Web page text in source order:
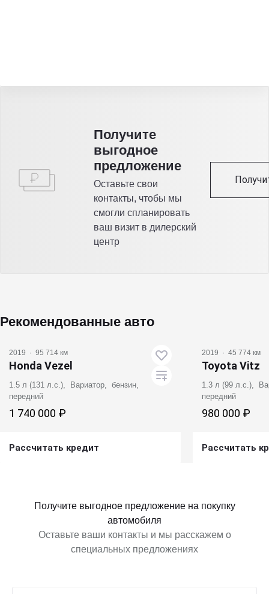
Получитe
выгодное
предложение
Оставьте свои
контакты, чтобы мы
смогли спланировать
ваш визит в дилерский
центр
Рекомендованные авто
2019 · 95 714 км
Honda Vezel
1.5 л (131 л.с.), Вариатор, бензин,
передний
1 740 000 ₽
Рассчитать кредит
2019 · 45 774 км
Toyota Vitz
1.3 л (99 л.с.),
передний
980 000 ₽
Рассчитать
Получите выгодное предложение на покупку
автомобиля
Оставьте ваши контакты и мы расскажем о
специальных предложениях